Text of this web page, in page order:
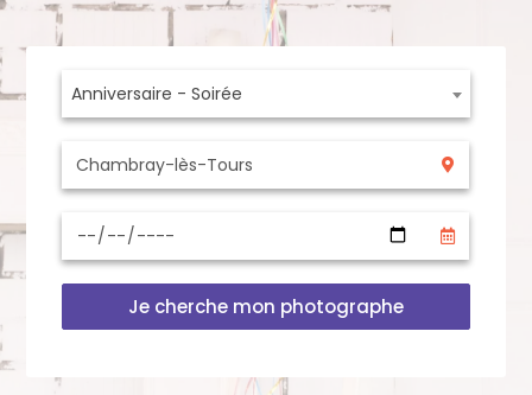
Anniversaire - Soirée
Je cherche mon photographe